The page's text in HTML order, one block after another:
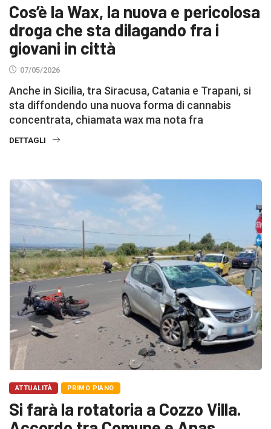
Cos’è la Wax, la nuova e pericolosa
droga che sta dilagando fra i
giovani in città
07/05/2026
Anche in Sicilia, tra Siracusa, Catania e Trapani, si
sta diffondendo una nuova forma di cannabis
concentrata, chiamata wax ma nota fra
DETTAGLI
ATTUALITÀ PRIMO PIANO
Si farà la rotatoria a Cozzo Villa.